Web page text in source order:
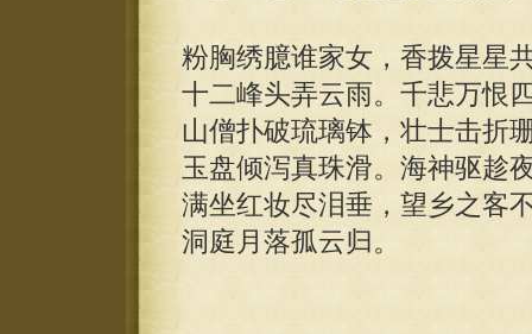
粉胸绣臆谁家女，香拨星星
十二峰头弄云雨。千悲万恨
山僧扑破琉璃钵，壮士击折
玉盘倾泻真珠滑。海神驱趁
满坐红妆尽泪垂，望乡之客
洞庭月落孤云归。